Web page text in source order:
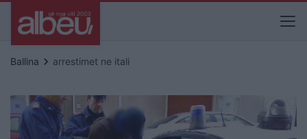
Ballina keyboard_arrow_right arrestimet ne itali